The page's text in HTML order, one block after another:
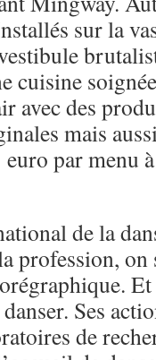
sur la
cuisine
avec des
mais
par menu
de la
profession, on
Ses
de